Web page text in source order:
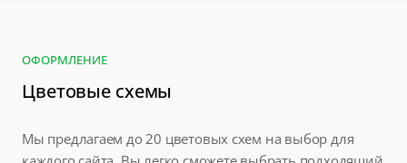
ОФОРМЛЕНИЕ
Цветовые схемы
Мы предлагаем до 20 цветовых схем на выбор для